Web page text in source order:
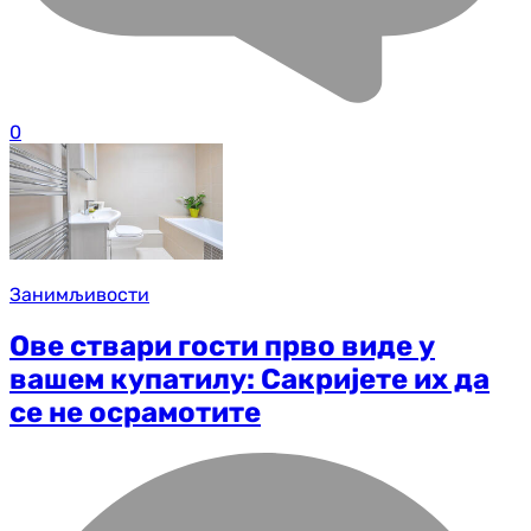
0
Занимљивости
Ове ствари гости прво виде у
вашем купатилу: Сакријете их да
се не осрамотите